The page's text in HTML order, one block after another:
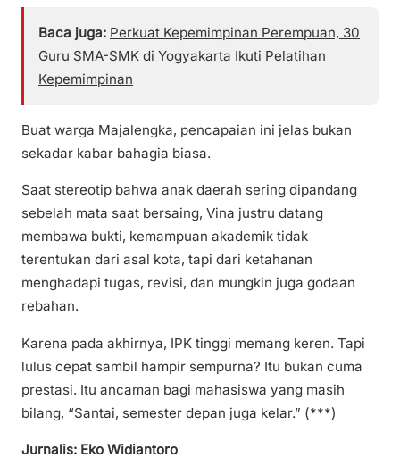
Baca juga: Perkuat Kepemimpinan Perempuan, 30
Guru SMA-SMK di Yogyakarta Ikuti Pelatihan
Kepemimpinan
Buat warga Majalengka, pencapaian ini jelas bukan
sekadar kabar bahagia biasa.
Saat stereotip bahwa anak daerah sering dipandang
sebelah mata saat bersaing, Vina justru datang
membawa bukti, kemampuan akademik tidak
terentukan dari asal kota, tapi dari ketahanan
menghadapi tugas, revisi, dan mungkin juga godaan
rebahan.
Karena pada akhirnya, IPK tinggi memang keren. Tapi
lulus cepat sambil hampir sempurna? Itu bukan cuma
prestasi. Itu ancaman bagi mahasiswa yang masih
bilang, “Santai, semester depan juga kelar.” (***)
Jurnalis: Eko Widiantoro